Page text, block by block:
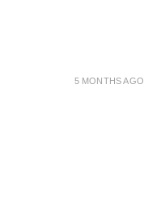
5 MONTHS AGO